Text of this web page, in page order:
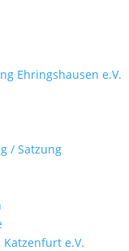
/ Satzung
e.V.